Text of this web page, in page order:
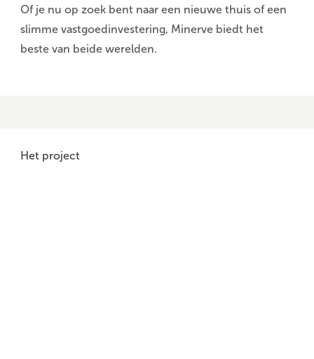
Of je nu op zoek bent naar een nieuwe thuis of een
slimme vastgoedinvestering, Minerve biedt het
beste van beide werelden.
Het project